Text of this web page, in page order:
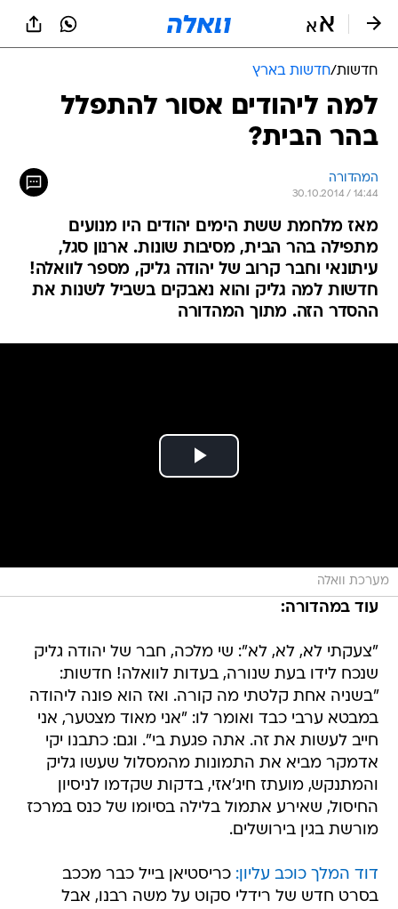
חדשות/חדשות בארץ
למה ליהודים אסור להתפלל
בהר הבית?
המהדורה
30.10.2014 / 14:44
מאז מלחמת ששת הימים יהודים היו מנועים
מתפילה בהר הבית, מסיבות שונות. ארנון סגל,
עיתונאי וחבר קרוב של יהודה גליק, מספר לוואלה!
חדשות למה גליק והוא נאבקים בשביל לשנות את
ההסדר הזה. מתוך המהדורה
מערכת וואלה
עוד במהדורה:
"צעקתי לא, לא, לא": שי מלכה, חבר של יהודה גליק
שנכח לידו בעת שנורה, בעדות לוואלה! חדשות:
"בשניה אחת קלטתי מה קורה. ואז הוא פונה ליהודה
במבטא ערבי כבד ואומר לו: "אני מאוד מצטער, אני
חייב לעשות את זה. אתה פגעת בי". וגם: כתבנו יקי
אדמקר מביא את התמונות מהמסלול שעשו גליק
והמתנקש, מועתז חיג'אזי, בדקות שקדמו לניסיון
החיסול, שאירע אתמול בלילה בסיומו של כנס במרכז
מורשת בגין בירושלים.
דוד המלך כוכב עליון: כריסטיאן בייל כבר מככב
בסרט חדש של רידלי סקוט על משה רבנו, אבל